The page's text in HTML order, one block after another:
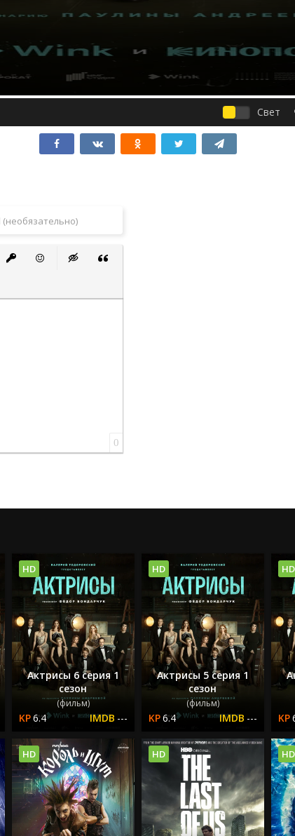
Свет
0
Актрисы 6 серия 1
сезон
(фильм)
6.4 ---
HD
Актрисы 5 серия 1
сезон
(фильм)
6.4 ---
HD HD
HD HD HD